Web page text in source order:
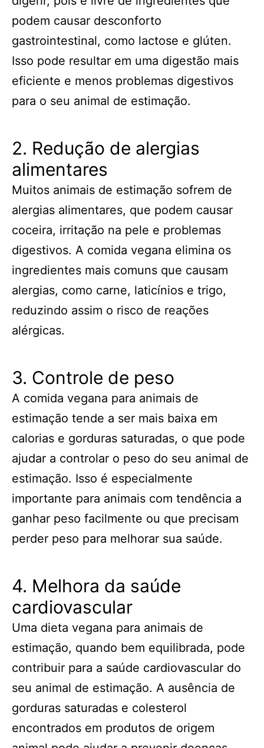
podem causar desconforto
gastrointestinal, como lactose e glúten.
Isso pode resultar em uma digestão mais
eficiente e menos problemas digestivos
para o seu animal de estimação.
2. Redução de alergias
alimentares
Muitos animais de estimação sofrem de
alergias alimentares, que podem causar
coceira, irritação na pele e problemas
digestivos. A comida vegana elimina os
ingredientes mais comuns que causam
alergias, como carne, laticínios e trigo,
reduzindo assim o risco de reações
alérgicas.
3. Controle de peso
A comida vegana para animais de
estimação tende a ser mais baixa em
calorias e gorduras saturadas, o que pode
ajudar a controlar o peso do seu animal de
estimação. Isso é especialmente
importante para animais com tendência a
ganhar peso facilmente ou que precisam
perder peso para melhorar sua saúde.
4. Melhora da saúde
cardiovascular
Uma dieta vegana para animais de
estimação, quando bem equilibrada, pode
contribuir para a saúde cardiovascular do
seu animal de estimação. A ausência de
gorduras saturadas e colesterol
encontrados em produtos de origem